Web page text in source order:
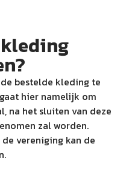
bestelde kleding te
hier namelijk om
na het sluiten van deze
zal worden.
vereniging kan de